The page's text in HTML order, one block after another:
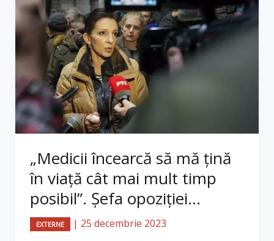
„Medicii încearcă să mă ţină
în viaţă cât mai mult timp
posibil”. Șefa opoziției...
EXTERNE | 25 decembrie 2023